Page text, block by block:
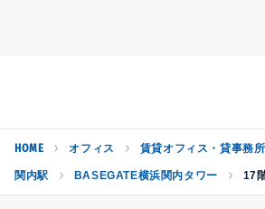
HOME オフィス 賃貸オフィス・貸事務所
関内駅 BASEGATE横浜関内タワー 17